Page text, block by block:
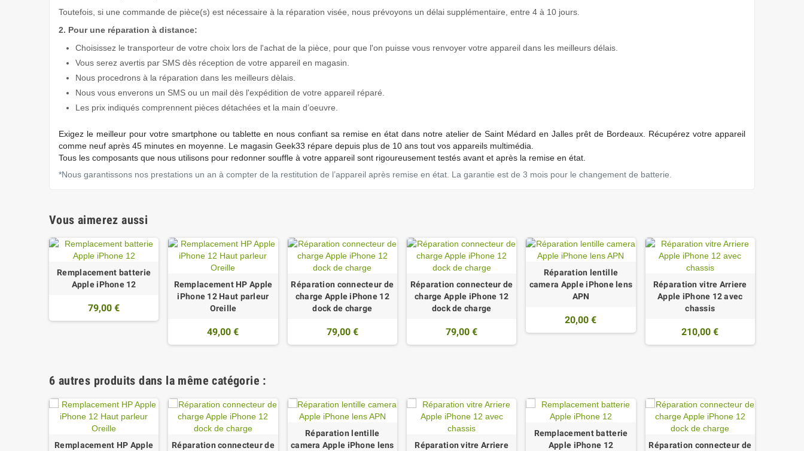
Toutefois, si une commande de pièce(s) est nécessaire à la réparation visée, nous prévoyons un délai supplémentaire, entre 4 à 10 jours.
2. Pour une réparation à distance:
Choisissez le transporteur de votre choix lors de l'achat de la pièce, pour que l'on puisse vous renvoyer votre appareil dans les meilleurs délais.
Vous serez avertis par SMS dès réception de votre appareil en magasin.
Nous procedrons à la réparation dans les meilleurs dèlais.
Nous vous enverons un SMS ou un mail dès l'expédition de votre appareil réparé.
Les prix indiqués comprennent pièces détachées et la main d’oeuvre.
Exigez le meilleur pour votre smartphone ou tablette en nous conﬁant sa remise en état dans notre atelier de Saint Médard en Jalles prêt de Bordeaux. Récupérez votre appareil
comme neuf après 45 minutes en moyenne. Le magasin Geek33 répare depuis plus de 10 ans tout vos appareils multimédia.
Tous les composants que nous utilisons pour redonner souffle à votre appareil sont rigoureusement testés avant et après la remise en état.
*Nous garantissons nos prestations un an à compter de la restitution de l’appareil après remise en état. La garantie est de 3 mois pour le changement de batterie.
Vous aimerez aussi
Remplacement batterie
Apple iPhone 12
79,00 €
Remplacement HP Apple
iPhone 12 Haut parleur
Oreille
49,00 €
Réparation connecteur de
charge Apple iPhone 12
dock de charge
79,00 €
Réparation connecteur de
charge Apple iPhone 12
dock de charge
79,00 €
Réparation lentille
camera Apple iPhone lens
APN
20,00 €
Réparation vitre Arriere
Apple iPhone 12 avec
chassis
210,00 €
6 autres produits dans la même catégorie :
Remplacement HP Apple
Réparation connecteur de
Réparation lentille
camera Apple iPhone lens
Réparation vitre Arriere
Remplacement batterie
Apple iPhone 12
Réparation connecteur de